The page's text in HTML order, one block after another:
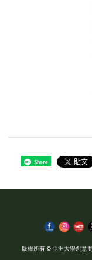
Share
版權所有 © 亞洲大學創意商